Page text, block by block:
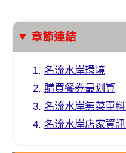
章節連結
名流水岸環境
購買餐券最划算
名流水岸無菜單
名流水岸店家資